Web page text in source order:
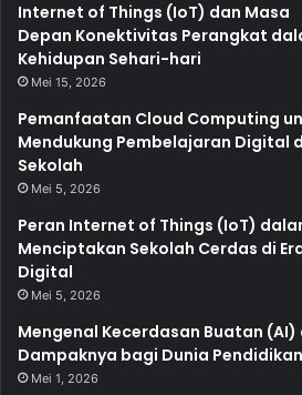
Internet of Things (IoT) dan Masa
Depan Konektivitas Perangkat
Kehidupan Sehari-hari
Mei 15, 2026
Pemanfaatan Cloud Computing
Mendukung Pembelajaran Digital
Sekolah
Mei 5, 2026
Peran Internet of Things (IoT)
Menciptakan Sekolah Cerdas di
Digital
Mei 5, 2026
Mengenal Kecerdasan Buatan (AI)
Dampaknya bagi Dunia Pendidikan
Mei 1, 2026